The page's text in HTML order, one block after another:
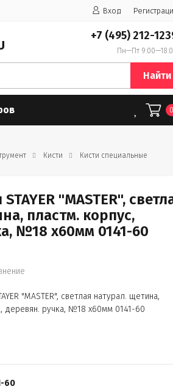
Вход
+7 (495) 212-
Пн—Пт
Найти
Кисти Кисти специальные
"MASTER",
пластм. корпус,
№18 x60мм 0141-60
60